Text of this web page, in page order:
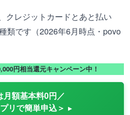
クレジットカードとあと払い
類です（2026年6月時点・povo
円相当還元キャンペーン中！
額基本料0円／
リで簡単申込＞